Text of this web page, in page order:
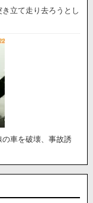
き立て走り去ろうとし
の車を破壊、事故誘